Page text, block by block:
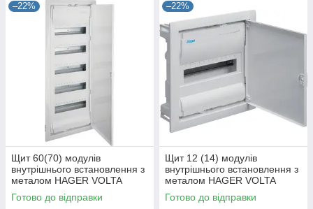
–22%
Щит 60(70) модулів
внутрішнього встановлення з
металом HAGER VOLTA
VU60UA, бокс Хагер, шафа
розподільна
Готово до відправки
–22%
Щит 12 (14) модулів
внутрішнього встановлення з
металом HAGER VOLTA
VU12UA, бокс Хагер, шафа
(Smart Rozetka)
Готово до відправки